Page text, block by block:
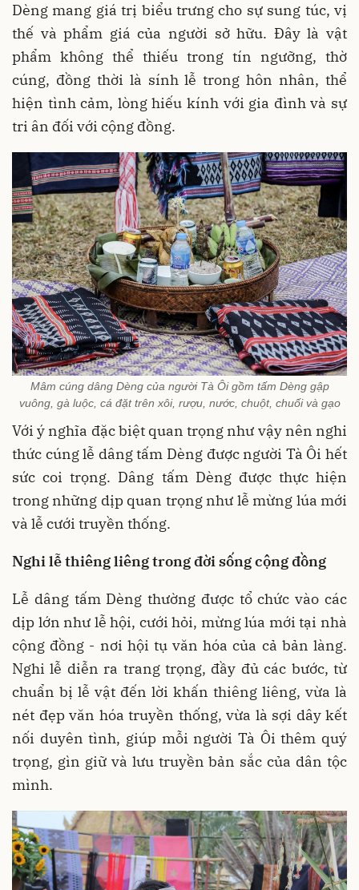
Dèng mang giá trị biểu trưng cho sự sung túc, vị
thế và phẩm giá của người sở hữu. Đây là vật
phẩm không thể thiếu trong tín ngưỡng, thờ
cúng, đồng thời là sính lễ trong hôn nhân, thể
hiện tình cảm, lòng hiếu kính với gia đình và sự
tri ân đối với cộng đồng.
Mâm cúng dâng Dèng của người Tà Ôi gồm tấm Dèng gập
vuông, gà luộc, cá đặt trên xôi, rượu, nước, chuột, chuối và gạo
Với ý nghĩa đặc biệt quan trọng như vậy nên nghi
thức cúng lễ dâng tấm Dèng được người Tà Ôi hết
sức coi trọng. Dâng tấm Dèng được thực hiện
trong những dịp quan trọng như lễ mừng lúa mới
và lễ cưới truyền thống.
Nghi lễ thiêng liêng trong đời sống cộng đồng
Lễ dâng tấm Dèng thường được tổ chức vào các
dịp lớn như lễ hội, cưới hỏi, mừng lúa mới tại nhà
cộng đồng - nơi hội tụ văn hóa của cả bản làng.
Nghi lễ diễn ra trang trọng, đầy đủ các bước, từ
chuẩn bị lễ vật đến lời khấn thiêng liêng, vừa là
nét đẹp văn hóa truyền thống, vừa là sợi dây kết
nối duyên tình, giúp mỗi người Tà Ôi thêm quý
trọng, gìn giữ và lưu truyền bản sắc của dân tộc
mình.